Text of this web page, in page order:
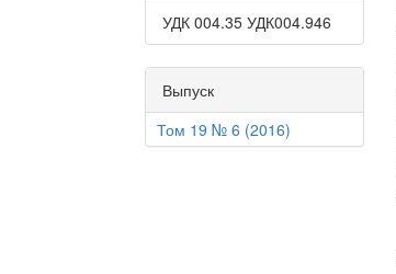
УДК 004.35 УДК004.946
Выпуск
Том 19 № 6 (2016)